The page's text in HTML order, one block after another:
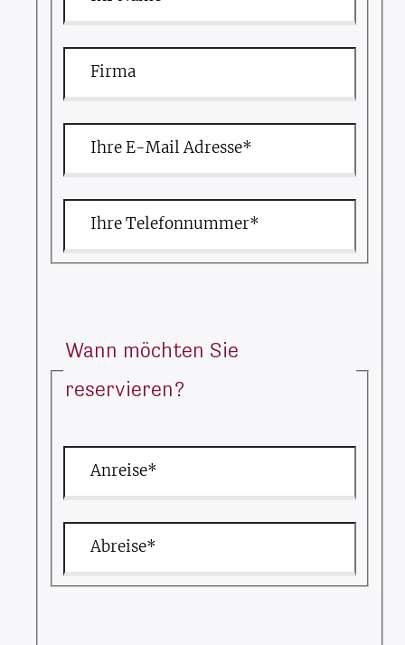
Firma
Ihre E-Mail Adresse*
Ihre Telefonnummer*
Wann möchten Sie
reservieren?
Anreise*
Abreise*